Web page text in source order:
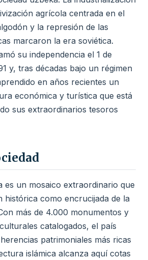
agrícola centrada en el
y la represión de las
marcaron la era soviética.
su independencia el 1 de
y, tras décadas bajo un régimen
en años recientes un
económica y turística que está
sus extraordinarios tesoros
es un mosaico extraordinario que
histórica como encrucijada de la
más de 4.000 monumentos y
catalogados, el país
patrimoniales más ricas
islámica alcanza aquí cotas